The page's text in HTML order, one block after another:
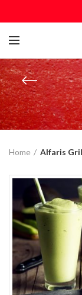
Home Alfaris